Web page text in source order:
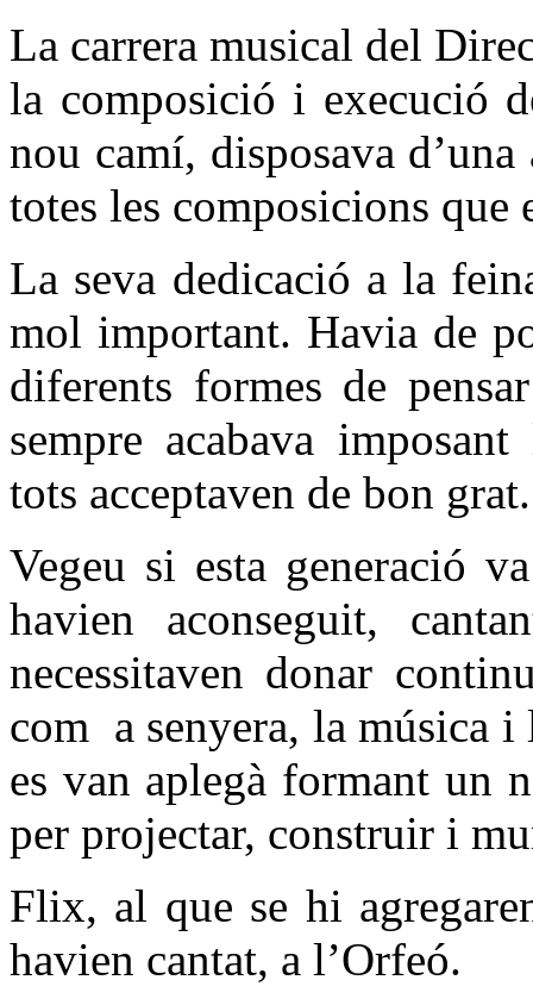
La carrera musical del
la composició i execució
nou camí, disposava
totes les composicions que
La seva dedicació a la
mol important. Havia de
diferents formes de
sempre acabava
tots acceptaven de bon
Vegeu si esta generació
havien aconseguit,
necessitaven donar
com a senyera, la música
es van aplegà formant un
per projectar, construir i
Flix, al que se hi
havien cantat, a l’Orfeó.